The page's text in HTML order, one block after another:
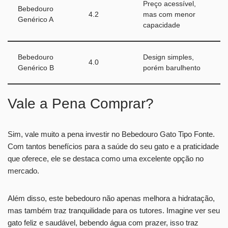
Bebedouro
Genérico A
4.2
Preço acessível,
mas com menor
capacidade
Bebedouro
Genérico B
4.0
Design simples,
porém barulhento
Vale a Pena Comprar?
Sim, vale muito a pena investir no Bebedouro Gato Tipo Fonte.
Com tantos benefícios para a saúde do seu gato e a praticidade
que oferece, ele se destaca como uma excelente opção no
mercado.
Além disso, este bebedouro não apenas melhora a hidratação,
mas também traz tranquilidade para os tutores. Imagine ver seu
gato feliz e saudável, bebendo água com prazer, isso traz